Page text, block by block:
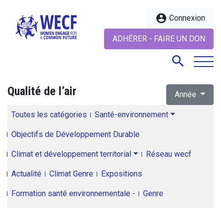
account_circle Connexion
ADHÉRER - FAIRE UN DON
search
Qualité de l’air Année
Toutes les catégories Santé-environnement
Objectifs de Développement Durable
Climat et développement territorial Réseau wecf
Actualité Climat Genre Expositions
Formation santé environnementale - Genre